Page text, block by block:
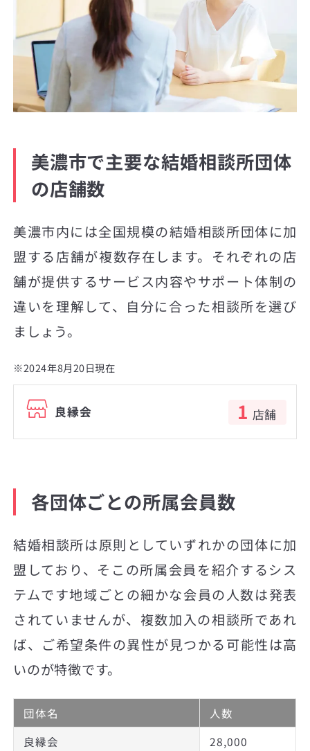
美濃市で主要な結婚相談所団体
の店舗数
美濃市内には全国規模の結婚相談所団体に加
盟する店舗が複数存在します。それぞれの店
舗が提供するサービス内容やサポート体制の
違いを理解して、自分に合った相談所を選び
ましょう。
※2024年8月20日現在
良縁会 1 店舗
各団体ごとの所属会員数
結婚相談所は原則としていずれかの団体に加
盟しており、そこの所属会員を紹介するシス
テムです地域ごとの細かな会員の人数は発表
されていませんが、複数加入の相談所であれ
ば、ご希望条件の異性が見つかる可能性は高
いのが特徴です。
団体名
人数
良縁会
28,000